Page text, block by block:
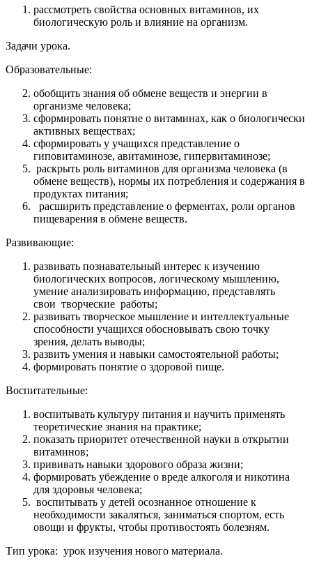
рассмотреть свойства основных витаминов, их
биологическую роль и влияние на организм.
Задачи урока.
Образовательные:
обобщить знания об обмене веществ и энергии в
организме человека;
сформировать понятие о витаминах, как о биологически
активных веществах;
сформировать у учащихся представление о
гиповитаминозе, авитаминозе, гипервитаминозе;
раскрыть роль витаминов для организма человека (в
обмене веществ), нормы их потребления и содержания в
продуктах питания;
расширить представление о ферментах, роли органов
пищеварения в обмене веществ.
Развивающие:
развивать познавательный интерес к изучению
биологических вопросов, логическому мышлению,
умение анализировать информацию, представлять
свои творческие работы;
развивать творческое мышление и интеллектуальные
способности учащихся обосновывать свою точку
зрения, делать выводы;
развить умения и навыки самостоятельной работы;
формировать понятие о здоровой пище.
Воспитательные:
воспитывать культуру питания и научить применять
теоретические знания на практике;
показать приоритет отечественной науки в открытии
витаминов;
прививать навыки здорового образа жизни;
формировать убеждение о вреде алкоголя и никотина
для здоровья человека;
воспитывать у детей осознанное отношение к
необходимости закаляться, заниматься спортом, есть
овощи и фрукты, чтобы противостоять болезням.
Тип урока: урок изучения нового материала.